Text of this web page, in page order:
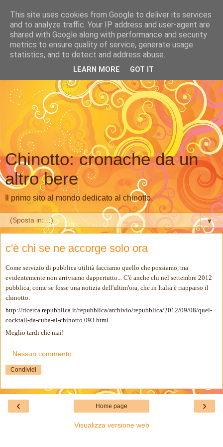
Chinotto: cronache da un
altro bere
Il primo sito al mondo dedicato al chinotto.
▼
c'è chi se ne accorge solo ora
Come servizio di pubblica utilità facciamo quello che possiamo, ma
evidentemente non arriviamo dappertutto... C'è anche chi nel settembre 2012
pubblica, come se fosse una notizia dell'ultim'ora, che in Italia è riapparso il
chinotto:
http://ricerca.repubblica.it/repubblica/archivio/repubblica/2012/09/08/quel-
cocktail-da-cuba-al-chinotto.093.html
Meglio tardi che mai!
Nessun commento:
Condividi
‹ ›
Home page
Visualizza versione web
This site uses cookies from Google to deliver its services
and to analyze traffic. Your IP address and user-agent are
shared with Google along with performance and security
metrics to ensure quality of service, generate usage
statistics, and to detect and address abuse.
LEARN MORE GOT IT